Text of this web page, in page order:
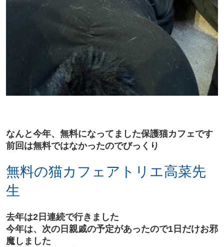
なんと今年、無料になってました保護猫カフェです
前回は無料ではなかったのでびっくり
無料の猫カフェアトリエ高菜先
生
去年は2日連続で行きました
今年は、次の日親戚の予定があったので1日だけお邪
魔しました